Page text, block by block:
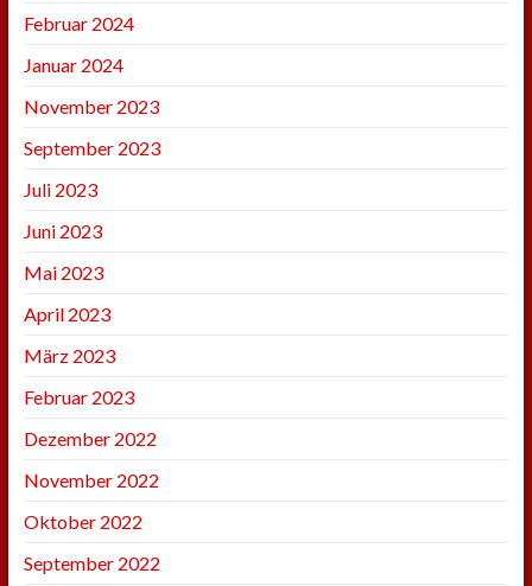
Februar 2024
Januar 2024
November 2023
September 2023
Juli 2023
Juni 2023
Mai 2023
April 2023
März 2023
Februar 2023
Dezember 2022
November 2022
Oktober 2022
September 2022